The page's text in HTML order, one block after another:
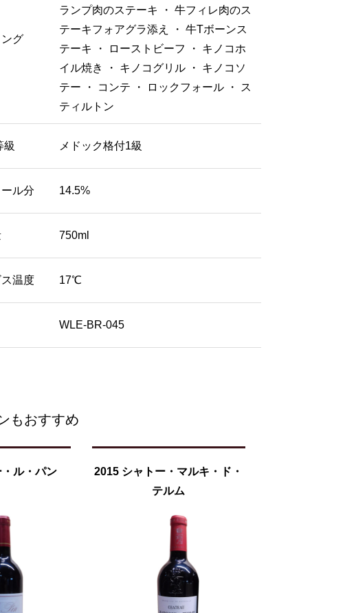
グ
ランプ肉のステーキ ・ 牛フィレ肉のス
テーキフォアグラ添え ・ 牛Tボーンス
テーキ ・ ローストビーフ ・ キノコホ
イル焼き ・ キノコグリル ・ キノコソ
テー ・ コンテ ・ ロックフォール ・ ス
ティルトン
級 メドック格付1級
ル分 14.5%
750ml
温度 17℃
WLE-BR-045
もおすすめ
ル・パン
2015 シャトー・マルキ・ド・
テルム